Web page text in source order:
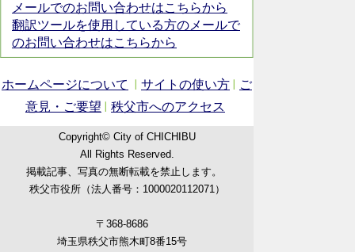
メールでのお問い合わせはこちらから
翻訳ツールを使用している方のメールで
のお問い合わせはこちらから
ホームページについて サイトの使い方
ご
意見・ご要望
秩父市へのアクセス
Copyright© City of CHICHIBU
All Rights Reserved.
掲載記事、写真の無断転載を禁止します。
秩父市役所（法人番号：1000020112071）
〒368-8686
埼玉県秩父市熊木町8番15号